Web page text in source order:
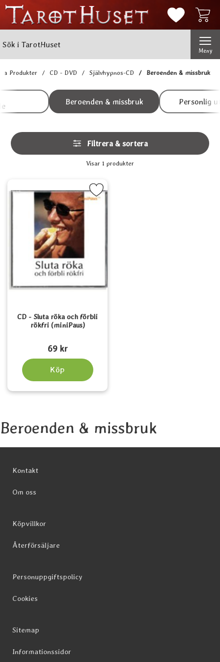
Mina
Meny
Produkter CD - DVD Självhypnos-CD Beroenden & missbruk
Hoppa
produkter
Underkategorier
Beroenden & missbruk Personlig
Hoppa
över
filtersektionen
Filtrera & sortera
Filtrera & sortera
Visar 1 produkter
CD - Sluta röka och förbli
rökfri (miniPaus)
69 kr
Köp
cD - Sluta röka och förbli rökfri (miniPaus) som favorit
Beroenden & missbruk
Kontakt
Om oss
Köpvillkor
Återförsäljare
Personuppgiftspolicy
Cookies
Sitemap
Informationssidor